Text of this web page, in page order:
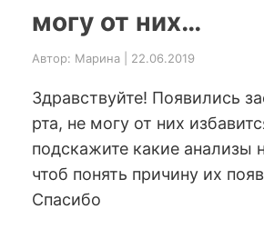
могу от них…
Автор: Марина | 22.06.2019
Здравствуйте! Появились
рта, не могу от них
подскажите какие анализы
чтоб понять причину их
Спасибо